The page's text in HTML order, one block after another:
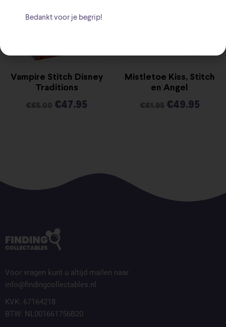
Vampire Stitch Disney
Traditions
€65.00 €47.95
Mistletoe Kiss, Stitch
en Angel
€61.95 €49.95
Voor vragen kunt u altijd mailen naar
info@findingcollectables.nl
KVK: 67164218
BTW: NL001661756B20
Bedankt voor je begrip!